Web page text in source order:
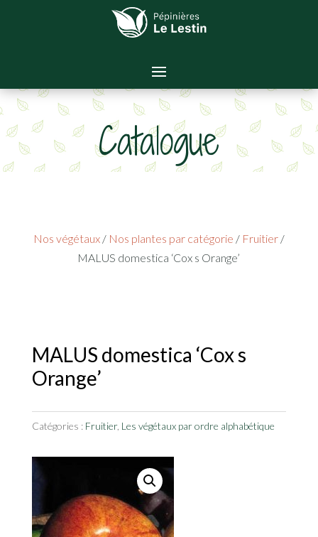
Catalogue
Nos végétaux/ Nos plantes par catégorie / Fruitier/
MALUS domestica ‘Cox s Orange’
MALUS domestica ‘Cox s
Orange’
Catégories : Fruitier, Les végétaux par ordre alphabétique